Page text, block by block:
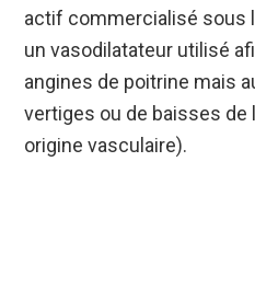
actif commercialisé sous
un vasodilatateur utilisé
angines de poitrine mais
vertiges ou de baisses de
origine vasculaire).